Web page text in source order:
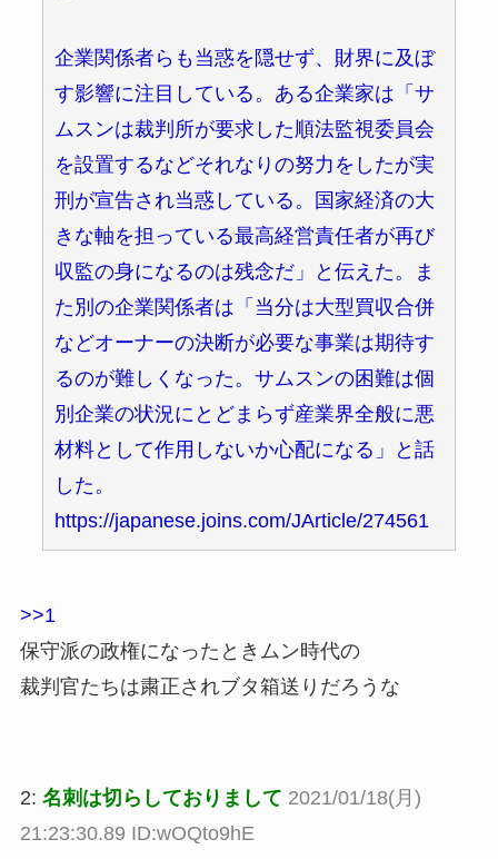
企業関係者らも当惑を隠せず、財界に及ぼ
す影響に注目している。ある企業家は「サ
ムスンは裁判所が要求した順法監視委員会
を設置するなどそれなりの努力をしたが実
刑が宣告され当惑している。国家経済の大
きな軸を担っている最高経営責任者が再び
収監の身になるのは残念だ」と伝えた。ま
た別の企業関係者は「当分は大型買収合併
などオーナーの決断が必要な事業は期待す
るのが難しくなった。サムスンの困難は個
別企業の状況にとどまらず産業界全般に悪
材料として作用しないか心配になる」と話
した。
https://japanese.joins.com/JArticle/274561
>>1
保守派の政権になったときムン時代の
裁判官たちは粛正されブタ箱送りだろうな
2: 名刺は切らしておりまして 2021/01/18(月)
21:23:30.89 ID:wOQto9hE